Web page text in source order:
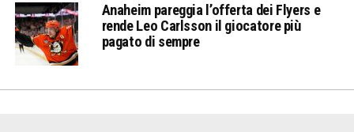
Anaheim pareggia l’offerta dei Flyers e
rende Leo Carlsson il giocatore più
pagato di sempre